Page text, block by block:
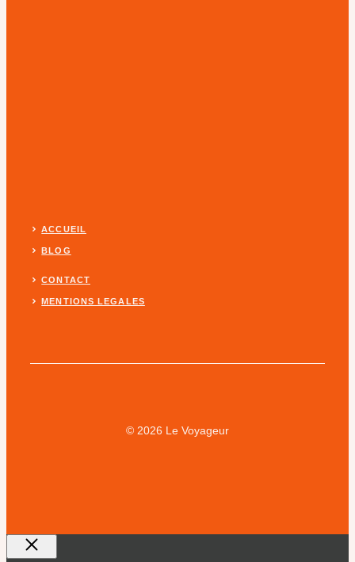
ACCUEIL
BLOG
CONTACT
MENTIONS LEGALES
© 2026 Le Voyageur